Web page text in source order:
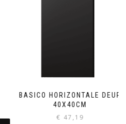
BASICO HORIZONTALE DEUR
40X40CM
€ 47,19